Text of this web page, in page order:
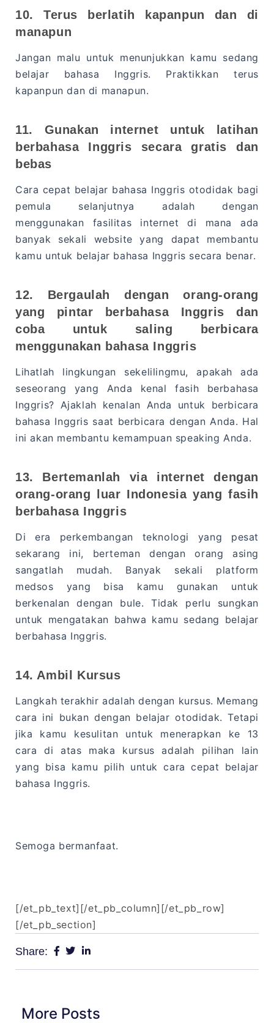
10. Terus berlatih kapanpun dan di
manapun
Jangan malu untuk menunjukkan kamu sedang
belajar bahasa Inggris. Praktikkan terus
kapanpun dan di manapun.
11. Gunakan internet untuk latihan
berbahasa Inggris secara gratis dan
bebas
Cara cepat belajar bahasa Inggris otodidak bagi
pemula selanjutnya adalah dengan
menggunakan fasilitas internet di mana ada
banyak sekali website yang dapat membantu
kamu untuk belajar bahasa Inggris secara benar.
12. Bergaulah dengan orang-orang
yang pintar berbahasa Inggris dan
coba untuk saling berbicara
menggunakan bahasa Inggris
Lihatlah lingkungan sekelilingmu, apakah ada
seseorang yang Anda kenal fasih berbahasa
Inggris? Ajaklah kenalan Anda untuk berbicara
bahasa Inggris saat berbicara dengan Anda. Hal
ini akan membantu kemampuan speaking Anda.
13. Bertemanlah via internet dengan
orang-orang luar Indonesia yang fasih
berbahasa Inggris
Di era perkembangan teknologi yang pesat
sekarang ini, berteman dengan orang asing
sangatlah mudah. Banyak sekali platform
medsos yang bisa kamu gunakan untuk
berkenalan dengan bule. Tidak perlu sungkan
untuk mengatakan bahwa kamu sedang belajar
berbahasa Inggris.
14. Ambil Kursus
Langkah terakhir adalah dengan kursus. Memang
cara ini bukan dengan belajar otodidak. Tetapi
jika kamu kesulitan untuk menerapkan ke 13
cara di atas maka kursus adalah pilihan lain
yang bisa kamu pilih untuk cara cepat belajar
bahasa Inggris.
Semoga bermanfaat.
[/et_pb_text][/et_pb_column][/et_pb_row]
[/et_pb_section]
Share:
More Posts